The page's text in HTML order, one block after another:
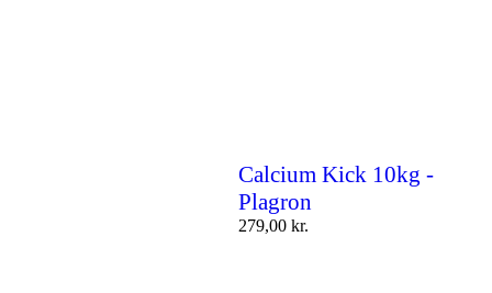
Calcium Kick 10kg -
Plagron
279,00 kr.